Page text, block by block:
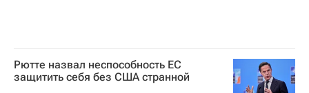
Рютте назвал неспособность ЕС
защитить себя без США странной